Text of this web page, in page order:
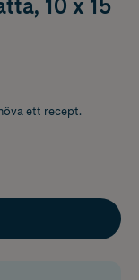
10 x 15
ett recept.